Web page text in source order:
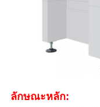
ลักษณะหลัก: